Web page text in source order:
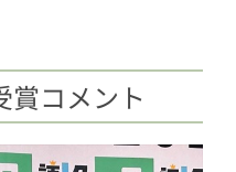
賞コメント